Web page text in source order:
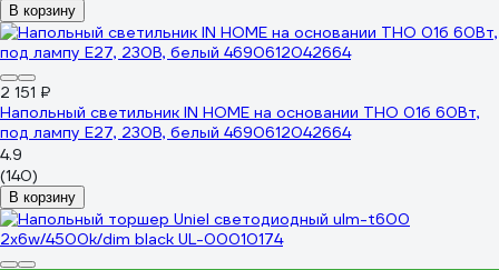
В корзину
2 151 ₽
Напольный светильник IN HOME на основании ТНО 01б 60Вт,
под лампу Е27, 230В, белый 4690612042664
4.9
(140)
В корзину